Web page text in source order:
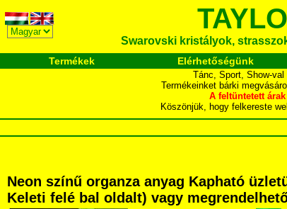
Swarovski kristályok,
Termékek Elérhetőségünk
Tánc, Sport, Show-
Termékeinket bárki
A feltüntetett
Köszönjük, hogy felkereste
Neon színű organza anyag Kapható
Keleti felé bal oldalt) vagy